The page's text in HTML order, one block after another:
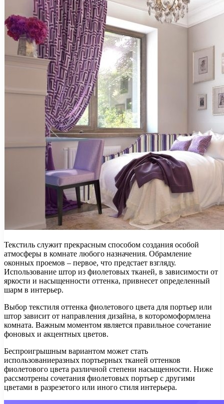
Текстиль служит прекрасным способом создания особой
атмосферы в комнате любого назначения. Обрамление
оконных проемов – первое, что предстает взгляду.
Использование штор из фиолетовых тканей, в зависимости от
яркости и насыщенности оттенка, привнесет определенный
шарм в интерьер.
Выбор текстиля оттенка фиолетового цвета для портьер или
штор зависит от направления дизайна, в которомоформлена
комната. Важным моментом является правильное сочетание
фоновых и акцентных цветов.
Беспроигрышным вариантом может стать
использованиеразных портьерных тканей оттенков
фиолетового цвета различной степени насыщенности. Ниже
рассмотрены сочетания фиолетовых портьер с другими
цветами в разрезетого или иного стиля интерьера.